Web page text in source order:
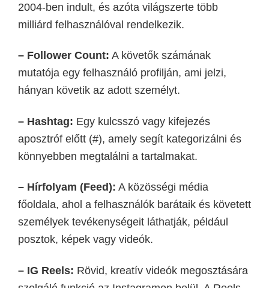
2004-ben indult, és azóta világszerte több
milliárd felhasználóval rendelkezik.
– Follower Count: A követők számának
mutatója egy felhasználó profilján, ami jelzi,
hányan követik az adott személyt.
– Hashtag: Egy kulcsszó vagy kifejezés
aposztróf előtt (#), amely segít kategorizálni és
könnyebben megtalálni a tartalmakat.
– Hírfolyam (Feed): A közösségi média
főoldala, ahol a felhasználók barátaik és követett
személyek tevékenységeit láthatják, például
posztok, képek vagy videók.
– IG Reels: Rövid, kreatív videók megosztására